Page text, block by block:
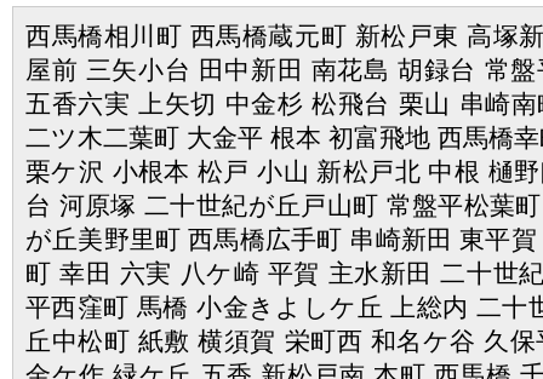
西馬橋相川町 西馬橋蔵元町 新松戸東 高塚
屋前 三矢小台 田中新田 南花島 胡録台 常
五香六実 上矢切 中金杉 松飛台 栗山 串崎
二ツ木二葉町 大金平 根本 初富飛地 西馬橋
栗ケ沢 小根本 松戸 小山 新松戸北 中根 樋
台 河原塚 二十世紀が丘戸山町 常盤平松葉
が丘美野里町 西馬橋広手町 串崎新田 東平
町 幸田 六実 八ケ崎 平賀 主水新田 二十世
平西窪町 馬橋 小金きよしケ丘 上総内 二十
丘中松町 紙敷 横須賀 栄町西 和名ケ谷 久